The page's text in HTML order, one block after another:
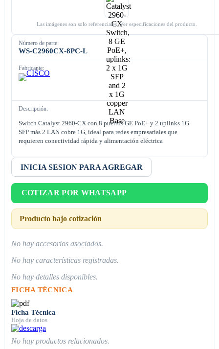
Las imágenes son solo referenciales. Ver especificaciones del producto.
Número de parte:
WS-C2960CX-8PC-L
Fabricante:
Descripción:
Switch Catalyst 2960-CX con 8 puertos GE PoE+ y 2 uplinks 1G
SFP más 2 LAN cobre 1G, ideal para redes empresariales que
requieren conectividad rápida y alimentación eléctrica
INICIA SESION PARA AGREGAR
COTIZAR POR WHATSAPP
Producto bajo cotización
No hay accesorios asociados.
No hay características registradas.
No hay detalles disponibles.
FICHA TÉCNICA
Ficha Técnica
Hoja de datos
No hay productos relacionados.